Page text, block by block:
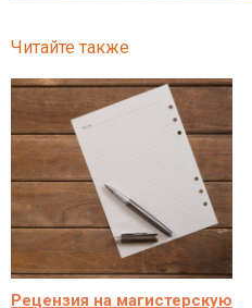
Читайте также
Рецензия на магистерскую